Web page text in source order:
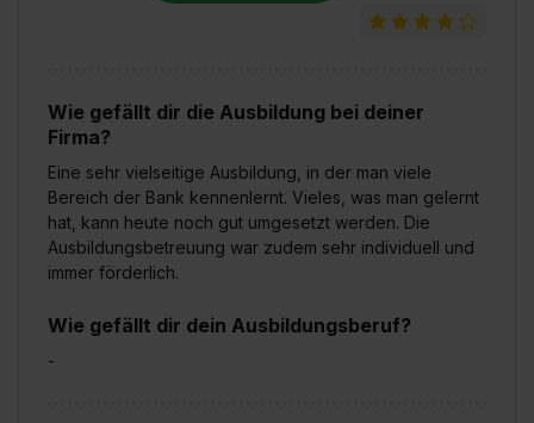
Wie gefällt dir die Ausbildung bei deiner
Firma?
Eine sehr vielseitige Ausbildung, in der man viele
Bereich der Bank kennenlernt. Vieles, was man gelernt
hat, kann heute noch gut umgesetzt werden. Die
Ausbildungsbetreuung war zudem sehr individuell und
immer förderlich.
Wie gefällt dir dein Ausbildungsberuf?
-